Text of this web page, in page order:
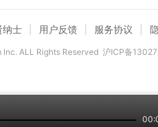
纳士 用户反馈 服务协议
ALL Rights Reserved 沪ICP备